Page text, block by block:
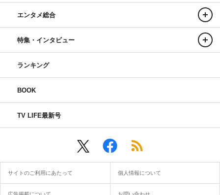
エンタメ総合
特集・インタビュー
ランキング
BOOK
TV LIFE最新号
サイトのご利用にあたって 個人情報について